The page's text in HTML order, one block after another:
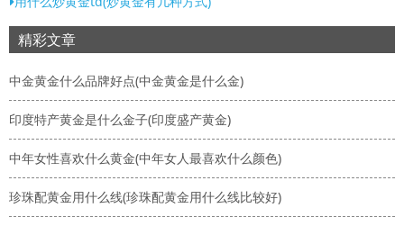
精彩文章
中金黄金什么品牌好点(中金黄金是什么金)
印度特产黄金是什么金子(印度盛产黄金)
中年女性喜欢什么黄金(中年女人最喜欢什么颜色)
珍珠配黄金用什么线(珍珠配黄金用什么线比较好)